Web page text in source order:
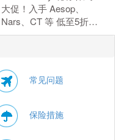
大促！入手 Aesop、
Nars、CT 等 低至5折。
部分商品可叠加额外8.5
至北京时间 2026年08月
10日11点59分。
常见问题
保险措施